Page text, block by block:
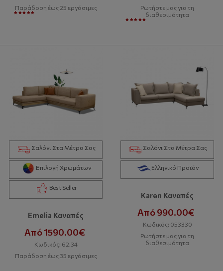
Παράδοση έως 25 εργάσιμες
Ρωτήστε μας για τη
διαθεσιμότητα
Σαλόνι Στα Μέτρα Σας
Επιλογή Χρωμάτων
Best Seller
Emelia Καναπές
Από 1590.00€
Κωδικός: 62.34
Παράδοση έως 35 εργάσιμες
Σαλόνι Στα Μέτρα Σας
Ελληνικό Προϊόν
Karen Καναπές
Από 990.00€
Κωδικός: 053330
Ρωτήστε μας για τη
διαθεσιμότητα